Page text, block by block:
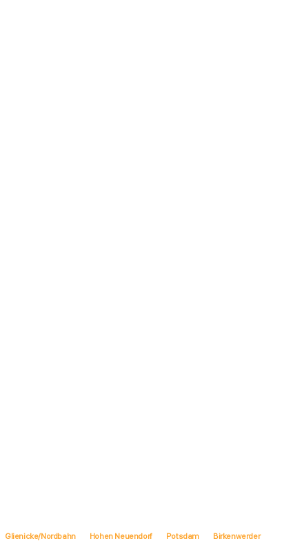
Glienicke/Nordbahn Hohen Neuendorf Potsdam Birkenwerder